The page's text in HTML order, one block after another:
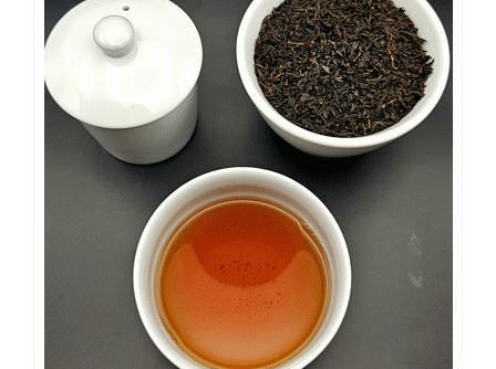
plusieurs
variations.
options
peuvent
être
choisies
sur
la
page
du
produit